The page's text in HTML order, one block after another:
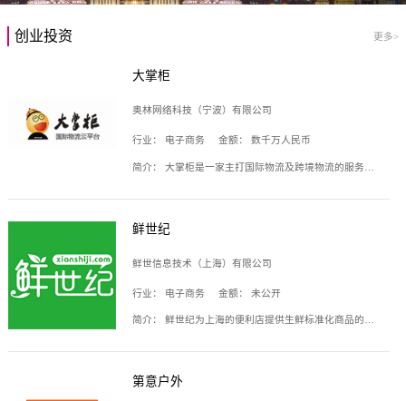
创业投资 更多>
大掌柜
奥林网络科技（宁波）有限公司
行业： 电子商务 金额： 数千万人民币
简介： 大掌柜是一家主打国际物流及跨境物流的服务云平台，致力于帮助全球国际物流企业在互联网上建立自己的平台，核心产品包括运价通、生意通、业务通、订舱通、招财通等，奥林网络科技（宁波）有限公司旗下产品。
鲜世纪
鲜世信息技术（上海）有限公司
行业： 电子商务 金额： 未公开
简介： 鲜世纪为上海的便利店提供生鲜标准化商品的供应链服务，帮商家解决生鲜采购、运营问题，帮助商家销售。平台提供的商品覆盖果蔬肉类、常温与低温奶制品、冷冻食品、零食饮料、粮油副食、居家洗护等多个品类，上架SKU3000余个。公司建立了近万平方米的仓储场地和物流配送体系，为合作商家提供快速配送服务。
第意户外